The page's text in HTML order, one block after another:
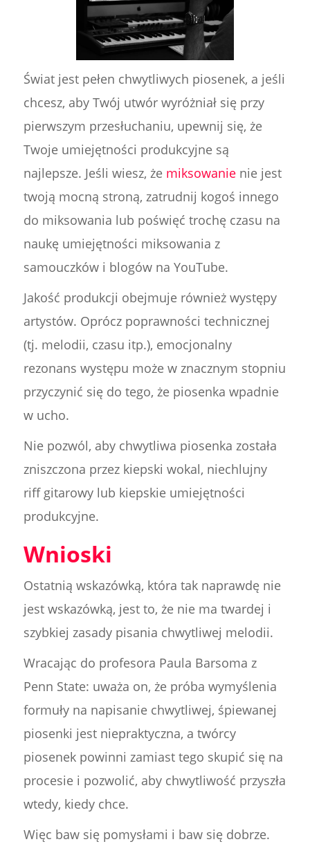
Świat jest pełen chwytliwych piosenek, a jeśli
chcesz, aby Twój utwór wyróżniał się przy
pierwszym przesłuchaniu, upewnij się, że
Twoje umiejętności produkcyjne są
najlepsze. Jeśli wiesz, że miksowanienie jest
twoją mocną stroną, zatrudnij kogoś innego
do miksowania lub poświęć trochę czasu na
naukę umiejętności miksowania z
samouczków i blogów na YouTube.
Jakość produkcji obejmuje również występy
artystów. Oprócz poprawności technicznej
(tj. melodii, czasu itp.), emocjonalny
rezonans występu może w znacznym stopniu
przyczynić się do tego, że piosenka wpadnie
w ucho.
Nie pozwól, aby chwytliwa piosenka została
zniszczona przez kiepski wokal, niechlujny
riff gitarowy lub kiepskie umiejętności
produkcyjne.
Wnioski
Ostatnią wskazówką, która tak naprawdę nie
jest wskazówką, jest to, że nie ma twardej i
szybkiej zasady pisania chwytliwej melodii.
Wracając do profesora Paula Barsoma z
Penn State: uważa on, że próba wymyślenia
formuły na napisanie chwytliwej, śpiewanej
piosenki jest niepraktyczna, a twórcy
piosenek powinni zamiast tego skupić się na
procesie i pozwolić, aby chwytliwość przyszła
wtedy, kiedy chce.
Więc baw się pomysłami i baw się dobrze.